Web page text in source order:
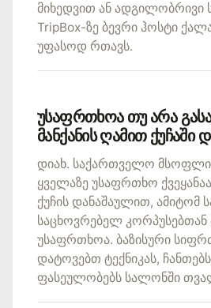
მიხედვით ან ადგილობრივი
TripBox-ზე ბევრი ჰოსტი
უფასოდ რთავს.
უსაფრთხოა თუ არა
მანქანის ღამით ქუჩაში
დიახ. საქართველო
ყველაზე უსაფრთხო
ქუჩის დანაშაულით, ამიტომ
საცხოვრებელ კორპუსებთან
უსაფრთხოა. ბაზისური
დატოვებთ ტექნიკას,
ფასეულობებს სალონში